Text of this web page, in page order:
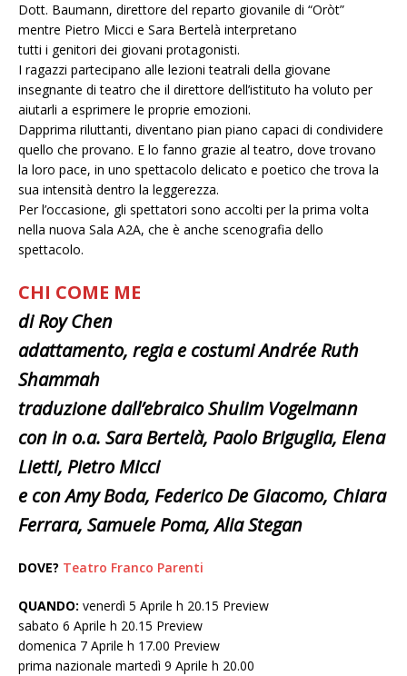
Dott. Baumann, direttore del reparto giovanile di “Oròt”
mentre Pietro Micci e Sara Bertelà interpretano
tutti i genitori dei giovani protagonisti.
I ragazzi partecipano alle lezioni teatrali della giovane
insegnante di teatro che il direttore dell’istituto ha voluto per
aiutarli a esprimere le proprie emozioni.
Dapprima riluttanti, diventano pian piano capaci di condividere
quello che provano. E lo fanno grazie al teatro, dove trovano
la loro pace, in uno spettacolo delicato e poetico che trova la
sua intensità dentro la leggerezza.
Per l’occasione, gli spettatori sono accolti per la prima volta
nella nuova Sala A2A, che è anche scenografia dello
spettacolo.
CHI COME ME
di Roy Chen
adattamento, regia e costumi Andrée Ruth
Shammah
traduzione dall’ebraico Shulim Vogelmann
con in o.a. Sara Bertelà, Paolo Briguglia, Elena
Lietti, Pietro Micci
e con Amy Boda, Federico De Giacomo, Chiara
Ferrara, Samuele Poma, Alia Stegan
DOVE? Teatro Franco Parenti
QUANDO: venerdì 5 Aprile h 20.15 Preview
sabato 6 Aprile h 20.15 Preview
domenica 7 Aprile h 17.00 Preview
prima nazionale martedì 9 Aprile h 20.00